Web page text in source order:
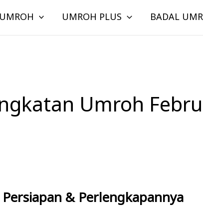
UMROH UMROH PLUS BADAL
Umroh
& Perlengkapannya